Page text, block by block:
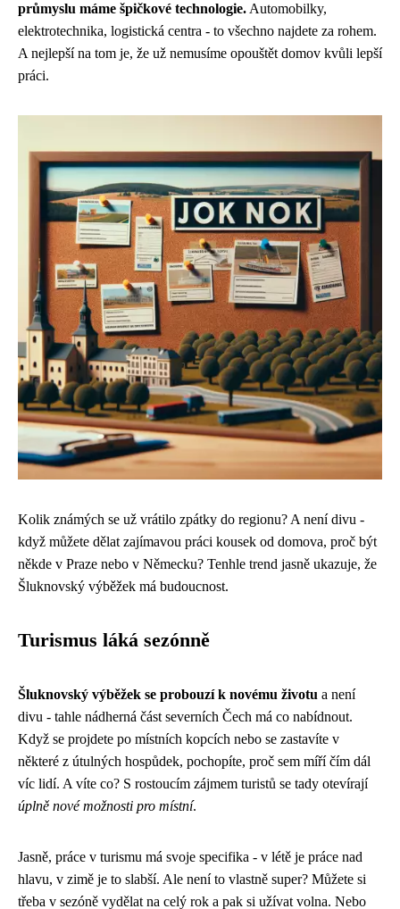
průmyslu máme špičkové technologie. Automobilky,
elektrotechnika, logistická centra - to všechno najdete za rohem.
A nejlepší na tom je, že už nemusíme opouštět domov kvůli lepší
práci.
Kolik známých se už vrátilo zpátky do regionu? A není divu -
když můžete dělat zajímavou práci kousek od domova, proč být
někde v Praze nebo v Německu? Tenhle trend jasně ukazuje, že
Šluknovský výběžek má budoucnost.
Turismus láká sezónně
Šluknovský výběžek se probouzí k novému životu a není
divu - tahle nádherná část severních Čech má co nabídnout.
Když se projdete po místních kopcích nebo se zastavíte v
některé z útulných hospůdek, pochopíte, proč sem míří čím dál
víc lidí. A víte co? S rostoucím zájmem turistů se tady otevírají
úplně nové možnosti pro místní.
Jasně, práce v turismu má svoje specifika - v létě je práce nad
hlavu, v zimě je to slabší. Ale není to vlastně super? Můžete si
třeba v sezóně vydělat na celý rok a pak si užívat volna. Nebo